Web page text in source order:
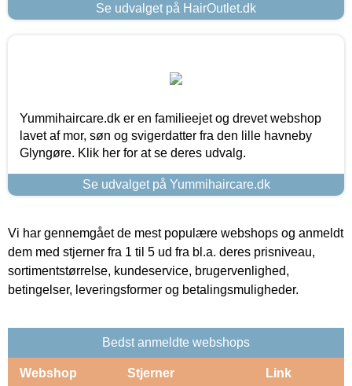
Se udvalget på HairOutlet.dk
Yummihaircare.dk er en familieejet og drevet webshop
lavet af mor, søn og svigerdatter fra den lille havneby
Glyngøre. Klik her for at se deres udvalg.
Se udvalget på Yummihaircare.dk
Vi har gennemgået de mest populære webshops og anmeldt
dem med stjerner fra 1 til 5 ud fra bl.a. deres prisniveau,
sortimentstørrelse, kundeservice, brugervenlighed,
betingelser, leveringsformer og betalingsmuligheder.
Bedst anmeldte webshops
Webshop Stjerner Link